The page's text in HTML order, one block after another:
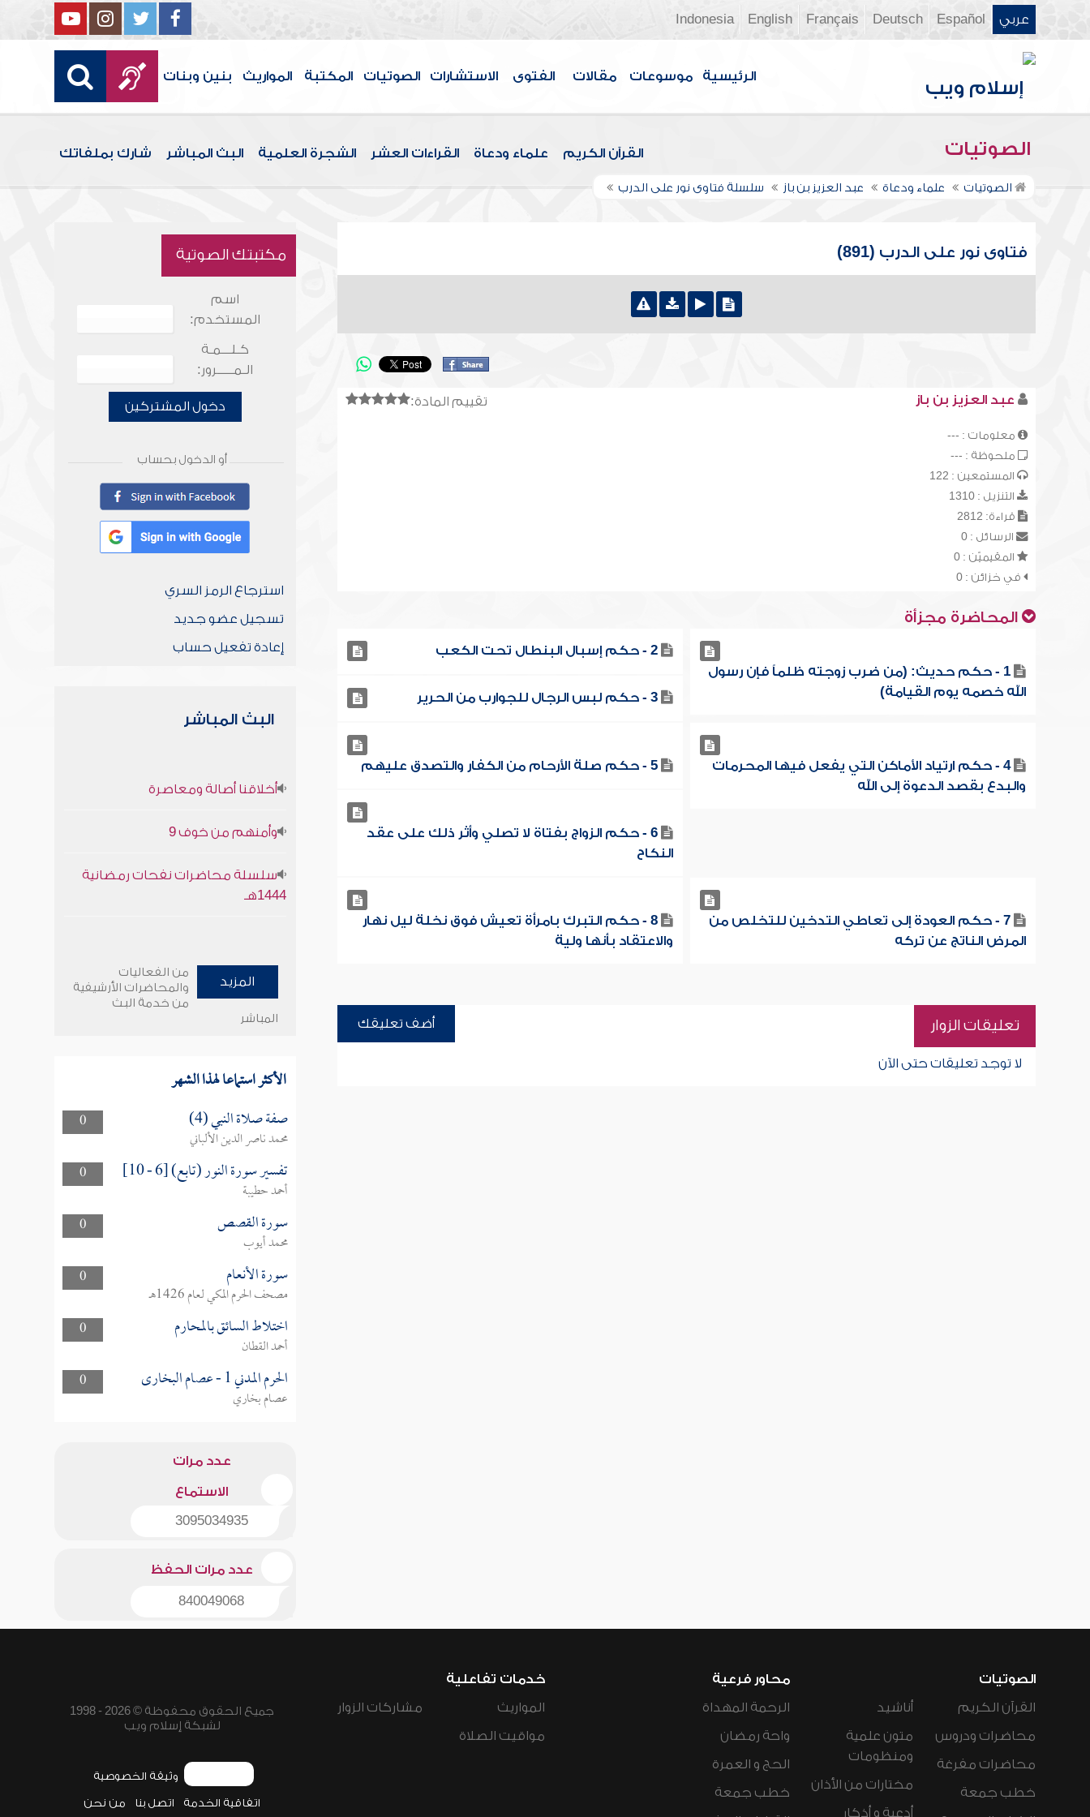
عربي Español
Deutsch
Français
English
Indonesia
الرئيسية موسوعات مقالات الفتوى الاستشارات الصوتيات المكتبة المواريث بنين وبنات
الصوتيات القرآن الكريم علماء ودعاة القراءات العشر الشجرة العلمية البث المباشر شارك بملفاتك
الصوتيات علماء ودعاة عبد العزيز بن باز سلسلة فتاوى نور على الدرب
فتاوى نور على الدرب (891)
تقييم المادة: عبد العزيز بن باز
معلومات : ---
ملحوظة : ---
المستمعين : 122
التنزيل : 1310
قراءة: 2812
الرسائل : 0
المقيميّن : 0
في خزائن : 0
المحاضرة مجزأة
1 - حكم حديث: (من ضرب زوجته ظلماً فإن رسول
الله خصمه يوم القيامة)
2 - حكم إسبال البنطال تحت الكعب
3 - حكم لبس الرجال للجوارب من الحرير
4 - حكم ارتياد الأماكن التي يفعل فيها المحرمات
والبدع بقصد الدعوة إلى الله
5 - حكم صلة الأرحام من الكفار والتصدق عليهم
6 - حكم الزواج بفتاة لا تصلي وأثر ذلك على عقد
النكاح
7 - حكم العودة إلى تعاطي التدخين للتخلص من
المرض الناتج عن تركه
8 - حكم التبرك بامرأة تعيش فوق نخلة ليل نهار
والاعتقاد بأنها ولية
تعليقات الزوار أضف تعليقك
لا توجد تعليقات حتى الآن
مكتبتك الصوتية
اسم
المستخدم:
كـلـــمـة
الـمـــــرور:
دخول المشتركين
أو الدخول بحساب
استرجاع الرمز السري
تسجيل عضو جديد
إعادة تفعيل حساب
البث المباشر
أخلاقنا أصالة ومعاصرة
وأمنهم من خوف 9
سلسلة محاضرات نفحات رمضانية
1444هـ
المزيد
من الفعاليات
والمحاضرات الأرشيفية
من خدمة البث
المباشر
الأكثر استماعا لهذا الشهر
0 صفة صلاة النبي (4)
محمد ناصر الدين الألباني
0
تفسير سورة النور (تابع) [6 - 10]
أحمد حطيبة
0
سورة القصص
محمد أيوب
0
سورة الأنعام
مصحف الحرم المكي لعام 1426هـ
0
اختلاط السائق بالمحارم
أحمد القطان
0
الحرم المدني 1 - عصام البخارى
عصام بخاري
عدد مرات
الاستماع
3095034935
عدد مرات الحفظ
840049068
الصوتيات
القرآن الكريم
محاضرات ودروس
محاضرات مفرغة
خطب جمعة
أناشيد
متون علمية
ومنظومات
مختارات من الأذان
أدعية و أذكار
محاور فرعية
الرحمة المهداة
واحة رمضان
الحج و العمرة
خطب جمعة
خدمات تفاعلية
المواريث
مواقيت الصلاة
مشاركات الزوار
جميع الحقوق محفوظة © 2026 - 1998
لشبكة إسلام ويب
وثيقة الخصوصية
اتفاقية الخدمة اتصل بنا من نحن